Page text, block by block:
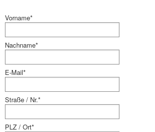
Vorname*
Nachname*
E-Mail*
Straße / Nr.*
PLZ / Ort*